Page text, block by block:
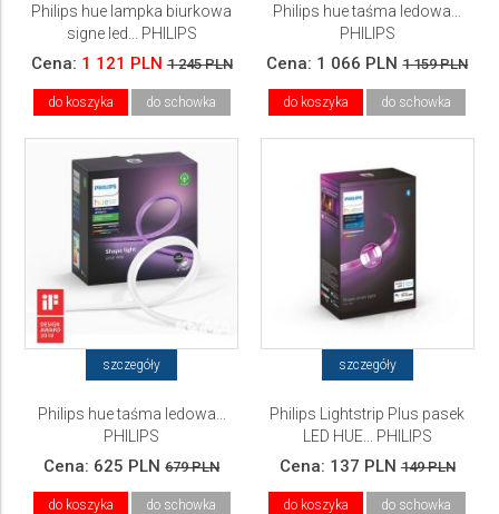
Philips hue lampka biurkowa
signe led... PHILIPS
Cena: 1 121 PLN 1 245 PLN
do koszyka do schowka
Philips hue taśma ledowa...
PHILIPS
Cena: 1 066 PLN 1 159 PLN
do koszyka do schowka
szczegóły
Philips hue taśma ledowa...
PHILIPS
Cena: 625 PLN 679 PLN
do koszyka do schowka
szczegóły
Philips Lightstrip Plus pasek
LED HUE... PHILIPS
Cena: 137 PLN 149 PLN
do koszyka do schowka